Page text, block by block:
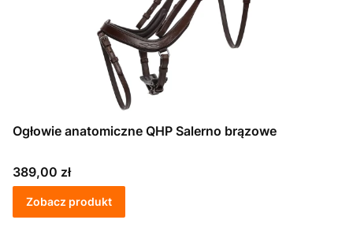
Ogłowie anatomiczne QHP Salerno brązowe
Cena
389,00 zł
Zobacz produkt